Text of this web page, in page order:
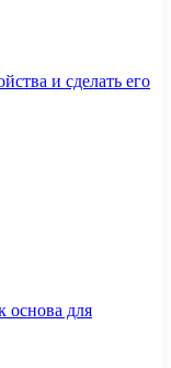
и сделать его
основа для